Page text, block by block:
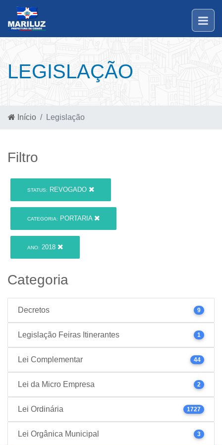
LEGISLAÇÃO
Início Legislação
Filtro
STATUS: REVOGADO
CATEGORIA: PORTARIA
ANO: 2018
Categoria
Decretos 9
Legislação Feiras Itinerantes 1
Lei Complementar 44
Lei da Micro Empresa 2
Lei Ordinária 1727
Lei Orgânica Municipal 3